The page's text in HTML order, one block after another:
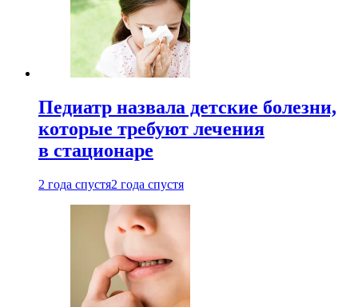
Педиатр назвала детские болезни,
которые требуют лечения
в стационаре
2 года спустя2 года спустя